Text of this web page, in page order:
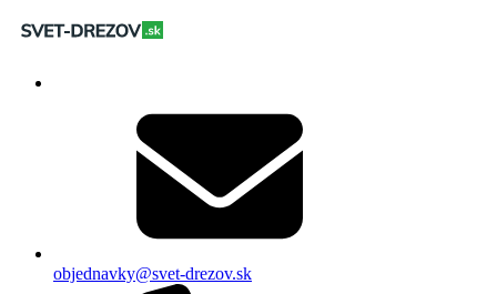
objednavky@svet-drezov.sk